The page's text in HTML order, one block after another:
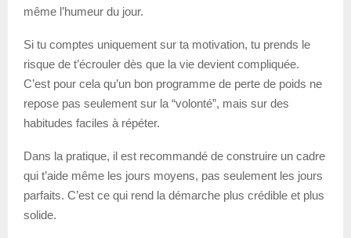
même l’humeur du jour.
Si tu comptes uniquement sur ta motivation, tu prends le
risque de t’écrouler dès que la vie devient compliquée.
C’est pour cela qu’un bon programme de perte de poids ne
repose pas seulement sur la “volonté”, mais sur des
habitudes faciles à répéter.
Dans la pratique, il est recommandé de construire un cadre
qui t’aide même les jours moyens, pas seulement les jours
parfaits. C’est ce qui rend la démarche plus crédible et plus
solide.